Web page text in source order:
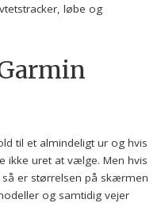
løbe og
til et almindeligt ur og hvis
ikke uret at vælge. Men hvis
er størrelsen på skærmen
og samtidig vejer